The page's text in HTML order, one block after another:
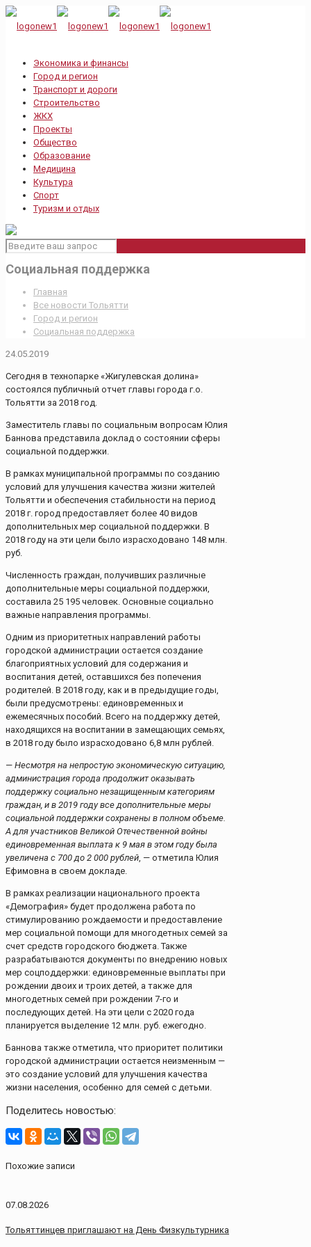
Экономика и финансы
Город и регион
Транспорт и дороги
Строительство
ЖКХ
Проекты
Общество
Образование
Медицина
Культура
Спорт
Туризм и отдых
Социальная поддержка
Главная
Все новости Тольятти
Город и регион
Социальная поддержка
24.05.2019
Сегодня в технопарке «Жигулевская долина»
состоялся публичный отчет главы города г.о.
Тольятти за 2018 год.
Заместитель главы по социальным вопросам Юлия
Баннова представила доклад о состоянии сферы
социальной поддержки.
В рамках муниципальной программы по созданию
условий для улучшения качества жизни жителей
Тольятти и обеспечения стабильности на период
2018 г. город предоставляет более 40 видов
дополнительных мер социальной поддержки. В
2018 году на эти цели было израсходовано 148 млн.
руб.
Численность граждан, получивших различные
дополнительные меры социальной поддержки,
составила 25 195 человек. Основные социально
важные направления программы.
Одним из приоритетных направлений работы
городской администрации остается создание
благоприятных условий для содержания и
воспитания детей, оставшихся без попечения
родителей. В 2018 году, как и в предыдущие годы,
были предусмотрены: единовременных и
ежемесячных пособий. Всего на поддержку детей,
находящихся на воспитании в замещающих семьях,
в 2018 году было израсходовано 6,8 млн рублей.
— Несмотря на непростую экономическую ситуацию,
администрация города продолжит оказывать
поддержку социально незащищенным категориям
граждан, и в 2019 году все дополнительные меры
социальной поддержки сохранены в полном объеме.
А для участников Великой Отечественной войны
единовременная выплата к 9 мая в этом году была
увеличена с 700 до 2 000 рублей, — отметила Юлия
Ефимовна в своем докладе.
В рамках реализации национального проекта
«Демография» будет продолжена работа по
стимулированию рождаемости и предоставление
мер социальной помощи для многодетных семей за
счет средств городского бюджета. Также
разрабатываются документы по внедрению новых
мер соцподдержки: единовременные выплаты при
рождении двоих и троих детей, а также для
многодетных семей при рождении 7-го и
последующих детей. На эти цели с 2020 года
планируется выделение 12 млн. руб. ежегодно.
Баннова также отметила, что приоритет политики
городской администрации остается неизменным —
это создание условий для улучшения качества
жизни населения, особенно для семей с детьми.
Поделитесь новостью:
Похожие записи
07.08.2026
Тольяттинцев приглашают на День Физкультурника